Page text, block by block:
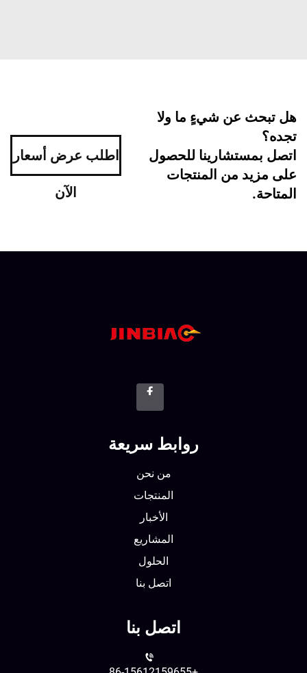
تبحث عن شيءٍ ما ولا
بمستشارينا للحصول
مزيد من المنتجات
اطلب عرض أسعار
الآن
روابط سريعة
من نحن
المنتجات
الأخبار
المشاريع
الحلول
اتصل بنا
اتصل بنا